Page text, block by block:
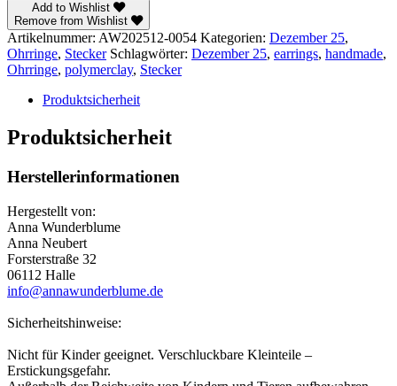
Add to Wishlist
Remove from Wishlist
Artikelnummer: AW202512-0054 Kategorien: Dezember 25,
Ohrringe, Stecker Schlagwörter: Dezember 25, earrings, handmade,
Ohrringe, polymerclay, Stecker
Produktsicherheit
Produktsicherheit
Herstellerinformationen
Hergestellt von:
Anna Wunderblume
Anna Neubert
Forsterstraße 32
06112 Halle
info@annawunderblume.de
Sicherheitshinweise:
Nicht für Kinder geeignet. Verschluckbare Kleinteile –
Erstickungsgefahr.